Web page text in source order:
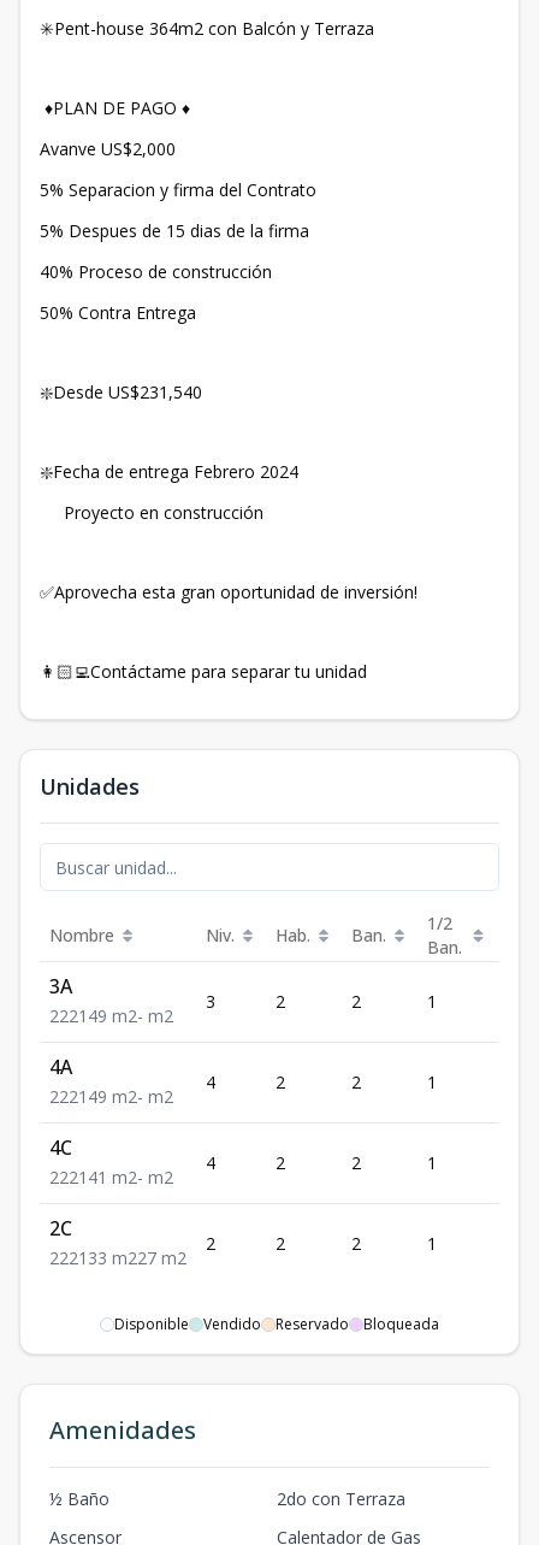
✳️Pent-house 364m2 con Balcón y Terraza
♦️PLAN DE PAGO ♦️
Avanve US$2,000
5% Separacion y firma del Contrato
5% Despues de 15 dias de la firma
40% Proceso de construcción
50% Contra Entrega
❇️Desde US$231,540
❇️Fecha de entrega Febrero 2024
Proyecto en construcción
✅Aprovecha esta gran oportunidad de inversión!
👩🏻‍💻Contáctame para separar tu unidad
Unidades
Nombre Niv. Hab. Ban.
1/2
Ban.
3A
222149 m2- m2
3 2 2 1
4A
222149 m2- m2
4 2 2 1
4C
222141 m2- m2
4 2 2 1
2C
222133 m227 m2
2 2 2 1
Disponible Vendido Reservado Bloqueada
Amenidades
½ Baño
2do con Terraza
Ascensor
Calentador de Gas